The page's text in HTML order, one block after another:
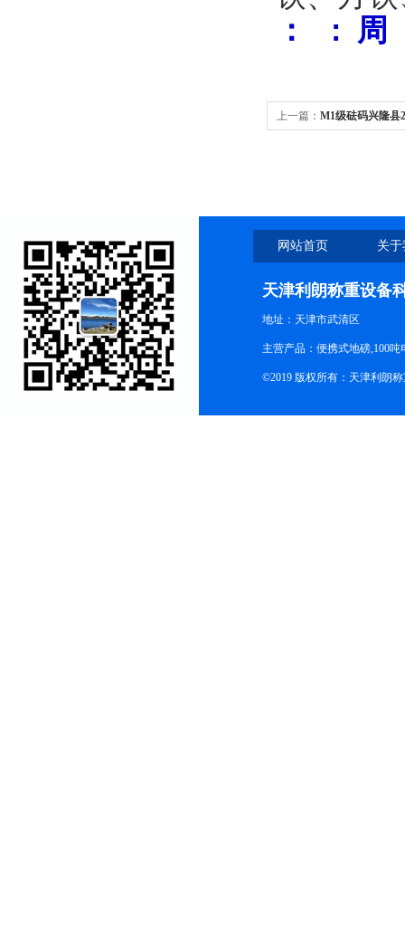
：
: 周
上一篇： M1级砝码兴隆县
网站首页 关
天津利朗称重设备
地址：天津市武清区
主营产品：便携式地磅,100
©2019 版权所有：天津利朗